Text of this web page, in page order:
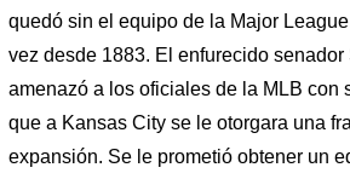
quedó sin el equipo de la Major
vez desde 1883. El enfurecido senador
amenazó a los oficiales de la MLB con
que a Kansas City se le otorgara una
expansión. Se le prometió obtener un